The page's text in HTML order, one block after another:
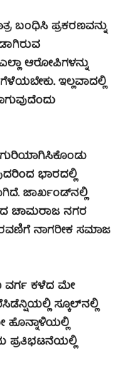
ಬಂಧಿಸಿ ಪ್ರಕರಣವನ್ನು
ಆರೋಪಿಗಳನ್ನು
ಇಲ್ಲವಾದಲ್ಲಿ
ಗುರಿಯಾಗಿಸಿಕೊಂಡು
ಭಾರದಲ್ಲಿ
ಜಾರ್ಖಂಡ್‍ನಲ್ಲಿ
ಚಾಮರಾಜ ನಗರ
ನಾಗರೀಕ ಸಮಾಜ
ವರ್ಗ ಕಳೆದ ಮೇ
ಸ್ಕೂಲ್‍ನಲ್ಲಿ
ಹೊನ್ನಾಳಿಯಲ್ಲಿ
ಪ್ರತಿಭಟನೆಯಲ್ಲಿ